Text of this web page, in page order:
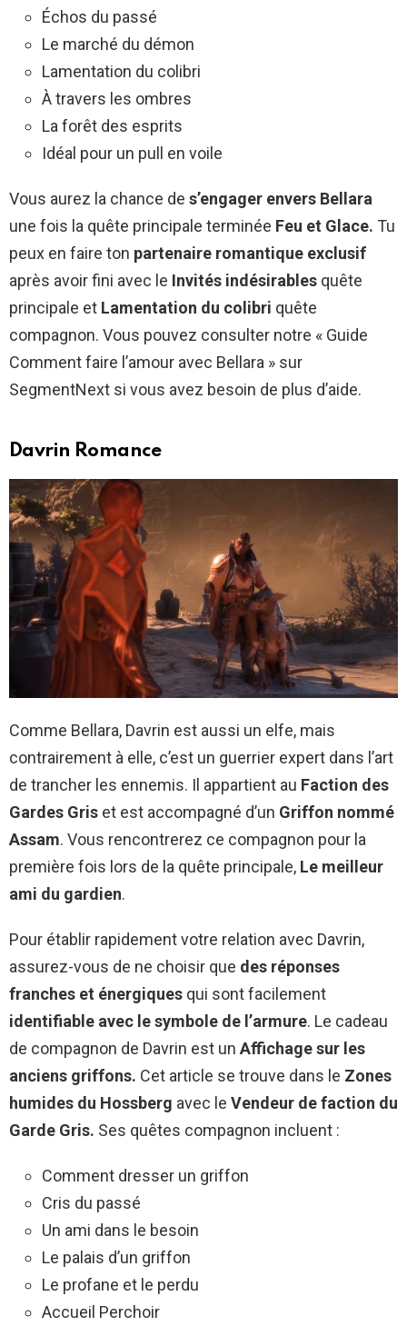
Échos du passé
Le marché du démon
Lamentation du colibri
À travers les ombres
La forêt des esprits
Idéal pour un pull en voile
Vous aurez la chance de s’engager envers Bellara
une fois la quête principale terminée Feu et Glace. Tu
peux en faire ton partenaire romantique exclusif
après avoir fini avec le Invités indésirables quête
principale et Lamentation du colibri quête
compagnon. Vous pouvez consulter notre « Guide
Comment faire l’amour avec Bellara » sur
SegmentNext si vous avez besoin de plus d’aide.
Davrin Romance
Comme Bellara, Davrin est aussi un elfe, mais
contrairement à elle, c’est un guerrier expert dans l’art
de trancher les ennemis. Il appartient au Faction des
Gardes Gris et est accompagné d’un Griffon nommé
Assam. Vous rencontrerez ce compagnon pour la
première fois lors de la quête principale, Le meilleur
ami du gardien.
Pour établir rapidement votre relation avec Davrin,
assurez-vous de ne choisir que des réponses
franches et énergiques qui sont facilement
identifiable avec le symbole de l’armure. Le cadeau
de compagnon de Davrin est un Affichage sur les
anciens griffons. Cet article se trouve dans le Zones
humides du Hossberg avec le Vendeur de faction du
Garde Gris. Ses quêtes compagnon incluent :
Comment dresser un griffon
Cris du passé
Un ami dans le besoin
Le palais d’un griffon
Le profane et le perdu
Accueil Perchoir